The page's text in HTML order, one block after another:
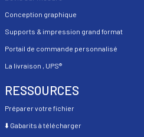
Conception graphique
Supports & impression grand format
Portail de commande personnalisé
La livraison , UPS®
RESSOURCES
Préparer votre fichier
⬇️ Gabarits à télécharger